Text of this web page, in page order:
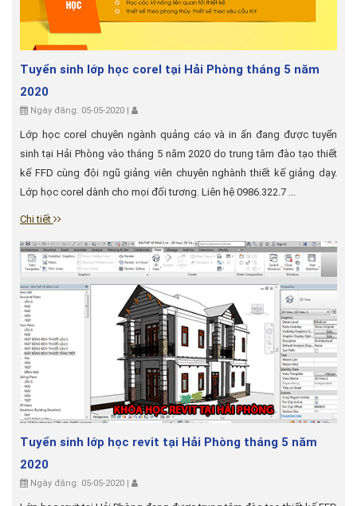
Tuyển sinh lớp học corel tại Hải Phòng tháng 5 năm
2020
Ngày đăng: 05-05-2020 |
Lớp học corel chuyên ngành quảng cáo và in ấn đang được tuyển
sinh tại Hải Phòng vào tháng 5 năm 2020 do trung tâm đào tạo thiết
kế FFD cùng đội ngũ giảng viên chuyên nghành thiết kế giảng dạy.
Lớp học corel dành cho mọi đối tương. Liên hệ 0986.322.7 ...
Chi tiết
Tuyển sinh lớp học revit tại Hải Phòng tháng 5 năm
2020
Ngày đăng: 05-05-2020 |